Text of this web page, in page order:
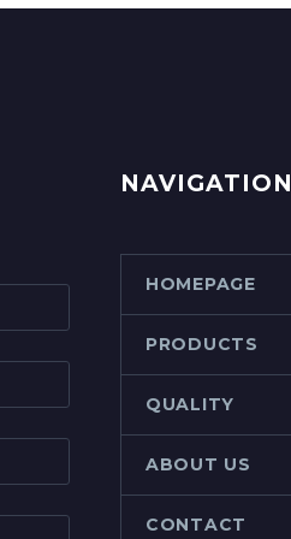
NAVIGATION
HOMEPAGE
PRODUCTS
QUALITY
ABOUT US
CONTACT